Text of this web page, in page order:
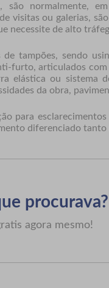
são normalmente,
visitas ou galerias,
necessite de alto
de tampões, sendo
furto, articulados
elástica ou sistema
da obra,
para
diferenciado tanto
procurava?
agora mesmo!